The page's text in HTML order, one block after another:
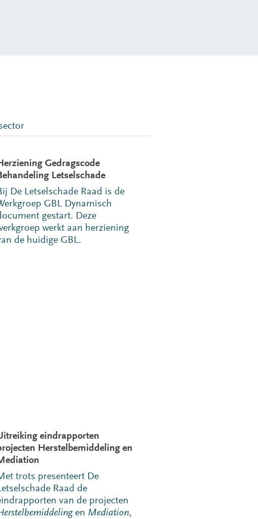
Gedragscode
Letselschade
De Letselschade Raad is de
GBL Dynamisch
gestart. Deze
werkt aan herziening
de huidige GBL.
eindrapporten
Herstelbemiddeling en
trots presenteert De
Raad de
van de projecten
en Mediation,